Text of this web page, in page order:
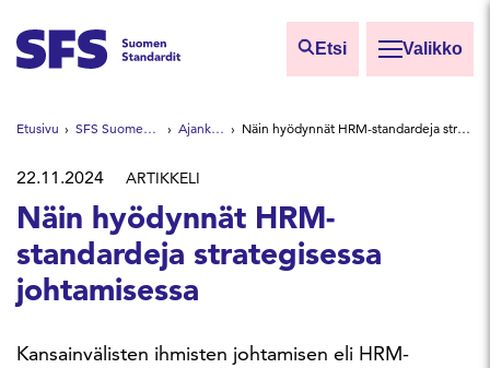
Etsi Valikko
Etsi sivuilta
Hae hakutermillä
Etusivu SFS Suomen Standardit Ajankohtaista Näin hyödynnät HRM-standardeja strategisessa johtamisessa
22.11.2024 ARTIKKELI
Näin hyödynnät HRM-
standardeja strategisessa
johtamisessa
Kansainvälisten ihmisten johtamisen eli HRM-